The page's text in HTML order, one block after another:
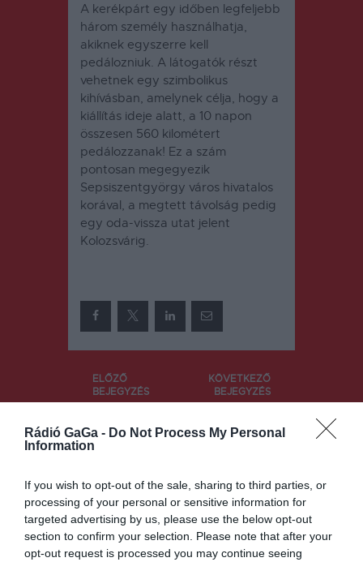
Rádió GaGa - Do Not Process My Personal
Information
If you wish to opt-out of the sale, sharing to third parties, or
processing of your personal or sensitive information for
targeted advertising by us, please use the below opt-out
section to confirm your selection. Please note that after your
opt-out request is processed you may continue seeing
A kerékpárt egy időben legfeljebb
három személy használhatja,
akiknek egyszerre kell
pedálozniuk. A látogatók részt
vehetnek egy szimbolikus
kihívásban, amelynek célja, hogy a
kiállítás ideje alatt, a 10 napon
összesen 560 kilométert
pedálozzanak! Ez a szám
pontosan megegyezik
Sepsiszentgyörgy város hivatalos
korával, a megtett távolság pedig
egy oda-vissza utat jelent
Kolozsvárig.
Bejegyzés
navigáció
ELŐZŐ
BEJEGYZÉS
kerülnek a
bejáratokra
KÖVETKEZŐ
BEJEGYZÉS
van
romániai
úthálózaton